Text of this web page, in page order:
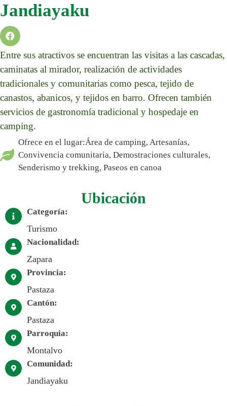
Jandiayaku
Entre sus atractivos se encuentran las visitas a las cascadas,
caminatas al mirador, realización de actividades
tradicionales y comunitarias como pesca, tejido de
canastos, abanicos, y tejidos en barro. Ofrecen también
servicios de gastronomía tradicional y hospedaje en
camping.
Ofrece en el lugar:Área de camping, Artesanías,
Convivencia comunitaria, Demostraciones culturales,
Senderismo y trekking, Paseos en canoa
Ubicación
Categoría:
Turismo
Nacionalidad:
Zapara
Provincia:
Pastaza
Cantón:
Pastaza
Parroquia:
Montalvo
Comunidad:
Jandiayaku